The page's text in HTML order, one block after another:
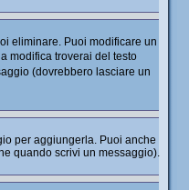
eliminare. Puoi modificare un
modifica troverai del testo
(dovrebbero lasciare un
per aggiungerla. Puoi anche
quando scrivi un messaggio).